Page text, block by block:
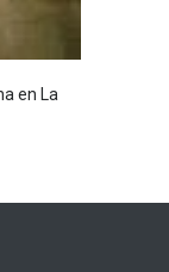
en La